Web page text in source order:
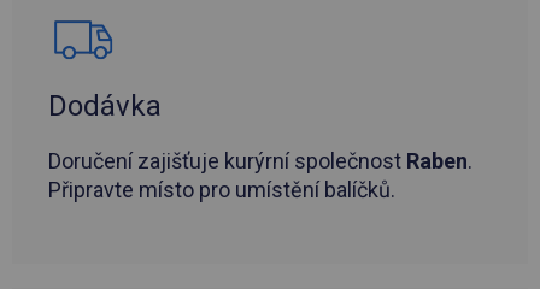
Dodávka
Doručení zajišťuje kurýrní společnost Raben.
Připravte místo pro umístění balíčků.